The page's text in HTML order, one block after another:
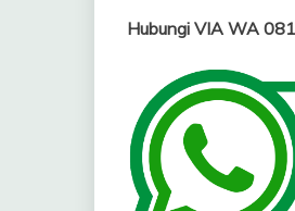
Hubungi VIA WA